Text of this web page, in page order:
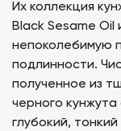
Их коллекция
Black Sesame Oil
непоколебимую
подлинности.
полученное из
черного
глубокий,